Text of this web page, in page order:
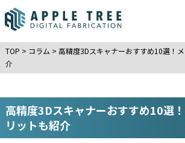
TOP > コラム > 高精度3Dスキャナーおすすめ10選！
介
高精度3Dスキャナーおすすめ10選
リットも紹介